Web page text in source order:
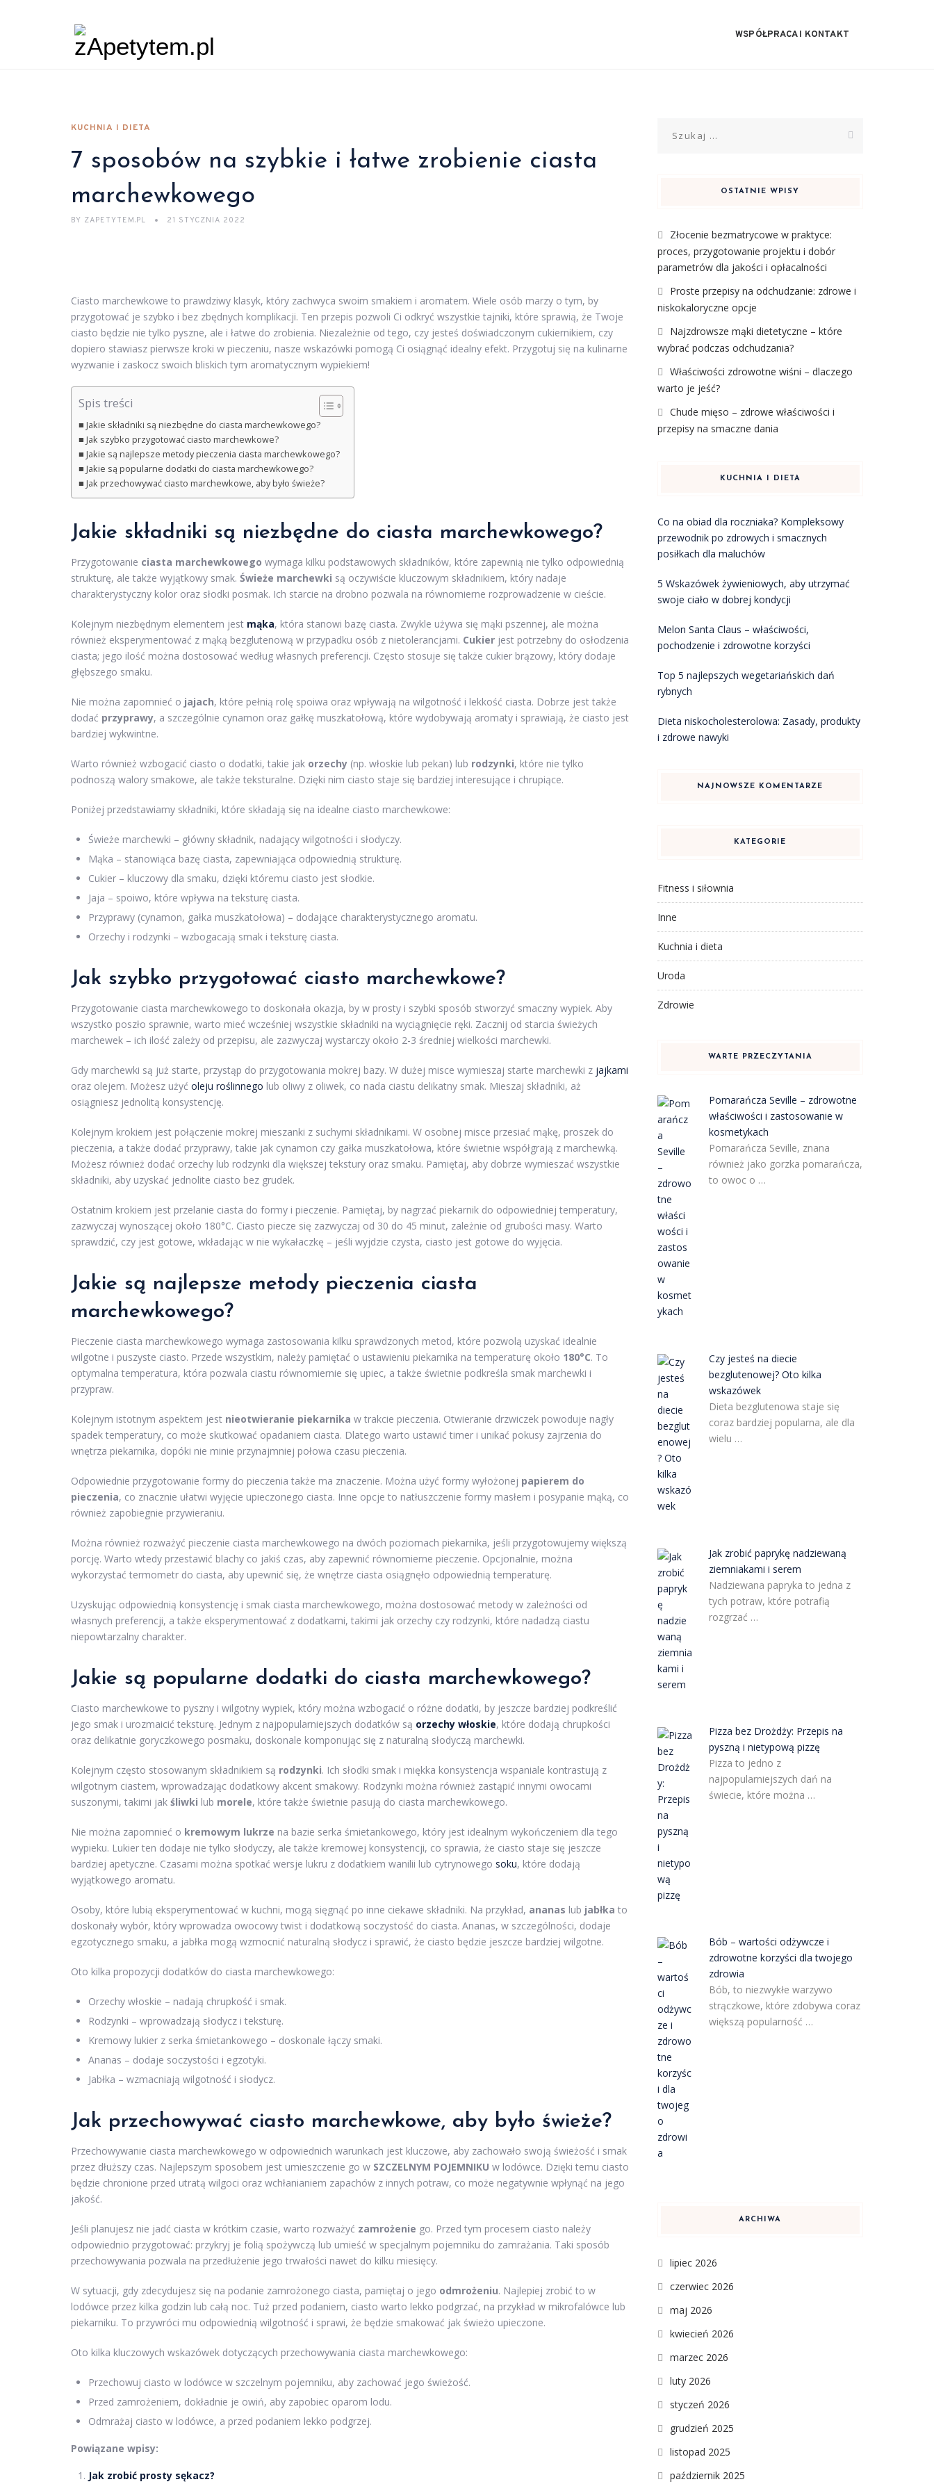
WSPÓŁPRACA I KONTAKT
KUCHNIA I DIETA
7 sposobów na szybkie i łatwe zrobienie ciasta
marchewkowego
BY ZAPETYTEM.PL 21 STYCZNIA 2022
Ciasto marchewkowe to prawdziwy klasyk, który zachwyca swoim smakiem i aromatem. Wiele osób marzy o tym, by
przygotować je szybko i bez zbędnych komplikacji. Ten przepis pozwoli Ci odkryć wszystkie tajniki, które sprawią, że Twoje
ciasto będzie nie tylko pyszne, ale i łatwe do zrobienia. Niezależnie od tego, czy jesteś doświadczonym cukiernikiem, czy
dopiero stawiasz pierwsze kroki w pieczeniu, nasze wskazówki pomogą Ci osiągnąć idealny efekt. Przygotuj się na kulinarne
wyzwanie i zaskocz swoich bliskich tym aromatycznym wypiekiem!
Spis treści
Jakie składniki są niezbędne do ciasta marchewkowego?
Jak szybko przygotować ciasto marchewkowe?
Jakie są najlepsze metody pieczenia ciasta marchewkowego?
Jakie są popularne dodatki do ciasta marchewkowego?
Jak przechowywać ciasto marchewkowe, aby było świeże?
Jakie składniki są niezbędne do ciasta marchewkowego?
Przygotowanie ciasta marchewkowego wymaga kilku podstawowych składników, które zapewnią nie tylko odpowiednią
strukturę, ale także wyjątkowy smak. Świeże marchewki są oczywiście kluczowym składnikiem, który nadaje
charakterystyczny kolor oraz słodki posmak. Ich starcie na drobno pozwala na równomierne rozprowadzenie w cieście.
Kolejnym niezbędnym elementem jest mąka, która stanowi bazę ciasta. Zwykle używa się mąki pszennej, ale można
również eksperymentować z mąką bezglutenową w przypadku osób z nietolerancjami. Cukier jest potrzebny do osłodzenia
ciasta; jego ilość można dostosować według własnych preferencji. Często stosuje się także cukier brązowy, który dodaje
głębszego smaku.
Nie można zapomnieć o jajach, które pełnią rolę spoiwa oraz wpływają na wilgotność i lekkość ciasta. Dobrze jest także
dodać przyprawy, a szczególnie cynamon oraz gałkę muszkatołową, które wydobywają aromaty i sprawiają, że ciasto jest
bardziej wykwintne.
Warto również wzbogacić ciasto o dodatki, takie jak orzechy (np. włoskie lub pekan) lub rodzynki, które nie tylko
podnoszą walory smakowe, ale także teksturalne. Dzięki nim ciasto staje się bardziej interesujące i chrupiące.
Poniżej przedstawiamy składniki, które składają się na idealne ciasto marchewkowe:
Świeże marchewki – główny składnik, nadający wilgotności i słodyczy.
Mąka – stanowiąca bazę ciasta, zapewniająca odpowiednią strukturę.
Cukier – kluczowy dla smaku, dzięki któremu ciasto jest słodkie.
Jaja – spoiwo, które wpływa na teksturę ciasta.
Przyprawy (cynamon, gałka muszkatołowa) – dodające charakterystycznego aromatu.
Orzechy i rodzynki – wzbogacają smak i teksturę ciasta.
Jak szybko przygotować ciasto marchewkowe?
Przygotowanie ciasta marchewkowego to doskonała okazja, by w prosty i szybki sposób stworzyć smaczny wypiek. Aby
wszystko poszło sprawnie, warto mieć wcześniej wszystkie składniki na wyciągnięcie ręki. Zacznij od starcia świeżych
marchewek – ich ilość zależy od przepisu, ale zazwyczaj wystarczy około 2-3 średniej wielkości marchewki.
Gdy marchewki są już starte, przystąp do przygotowania mokrej bazy. W dużej misce wymieszaj starte marchewki z jajkami
oraz olejem. Możesz użyć oleju roślinnego lub oliwy z oliwek, co nada ciastu delikatny smak. Mieszaj składniki, aż
osiągniesz jednolitą konsystencję.
Kolejnym krokiem jest połączenie mokrej mieszanki z suchymi składnikami. W osobnej misce przesiać mąkę, proszek do
pieczenia, a także dodać przyprawy, takie jak cynamon czy gałka muszkatołowa, które świetnie współgrają z marchewką.
Możesz również dodać orzechy lub rodzynki dla większej tekstury oraz smaku. Pamiętaj, aby dobrze wymieszać wszystkie
składniki, aby uzyskać jednolite ciasto bez grudek.
Ostatnim krokiem jest przelanie ciasta do formy i pieczenie. Pamiętaj, by nagrzać piekarnik do odpowiedniej temperatury,
zazwyczaj wynoszącej około 180°C. Ciasto piecze się zazwyczaj od 30 do 45 minut, zależnie od grubości masy. Warto
sprawdzić, czy jest gotowe, wkładając w nie wykałaczkę – jeśli wyjdzie czysta, ciasto jest gotowe do wyjęcia.
Jakie są najlepsze metody pieczenia ciasta
marchewkowego?
Pieczenie ciasta marchewkowego wymaga zastosowania kilku sprawdzonych metod, które pozwolą uzyskać idealnie
wilgotne i puszyste ciasto. Przede wszystkim, należy pamiętać o ustawieniu piekarnika na temperaturę około 180°C. To
optymalna temperatura, która pozwala ciastu równomiernie się upiec, a także świetnie podkreśla smak marchewki i
przypraw.
Kolejnym istotnym aspektem jest nieotwieranie piekarnika w trakcie pieczenia. Otwieranie drzwiczek powoduje nagły
spadek temperatury, co może skutkować opadaniem ciasta. Dlatego warto ustawić timer i unikać pokusy zajrzenia do
wnętrza piekarnika, dopóki nie minie przynajmniej połowa czasu pieczenia.
Odpowiednie przygotowanie formy do pieczenia także ma znaczenie. Można użyć formy wyłożonej papierem do
pieczenia, co znacznie ułatwi wyjęcie upieczonego ciasta. Inne opcje to natłuszczenie formy masłem i posypanie mąką, co
również zapobiegnie przywieraniu.
Można również rozważyć pieczenie ciasta marchewkowego na dwóch poziomach piekarnika, jeśli przygotowujemy większą
porcję. Warto wtedy przestawić blachy co jakiś czas, aby zapewnić równomierne pieczenie. Opcjonalnie, można
wykorzystać termometr do ciasta, aby upewnić się, że wnętrze ciasta osiągnęło odpowiednią temperaturę.
Uzyskując odpowiednią konsystencję i smak ciasta marchewkowego, można dostosować metody w zależności od
własnych preferencji, a także eksperymentować z dodatkami, takimi jak orzechy czy rodzynki, które nadadzą ciastu
niepowtarzalny charakter.
Jakie są popularne dodatki do ciasta marchewkowego?
Ciasto marchewkowe to pyszny i wilgotny wypiek, który można wzbogacić o różne dodatki, by jeszcze bardziej podkreślić
jego smak i urozmaicić teksturę. Jednym z najpopularniejszych dodatków są orzechy włoskie, które dodają chrupkości
oraz delikatnie goryczkowego posmaku, doskonale komponując się z naturalną słodyczą marchewki.
Kolejnym często stosowanym składnikiem są rodzynki. Ich słodki smak i miękka konsystencja wspaniale kontrastują z
wilgotnym ciastem, wprowadzając dodatkowy akcent smakowy. Rodzynki można również zastąpić innymi owocami
suszonymi, takimi jak śliwki lub morele, które także świetnie pasują do ciasta marchewkowego.
Nie można zapomnieć o kremowym lukrze na bazie serka śmietankowego, który jest idealnym wykończeniem dla tego
wypieku. Lukier ten dodaje nie tylko słodyczy, ale także kremowej konsystencji, co sprawia, że ciasto staje się jeszcze
bardziej apetyczne. Czasami można spotkać wersje lukru z dodatkiem wanilii lub cytrynowego soku, które dodają
wyjątkowego aromatu.
Osoby, które lubią eksperymentować w kuchni, mogą sięgnąć po inne ciekawe składniki. Na przykład, ananas lub jabłka to
doskonały wybór, który wprowadza owocowy twist i dodatkową soczystość do ciasta. Ananas, w szczególności, dodaje
egzotycznego smaku, a jabłka mogą wzmocnić naturalną słodycz i sprawić, że ciasto będzie jeszcze bardziej wilgotne.
Oto kilka propozycji dodatków do ciasta marchewkowego:
Orzechy włoskie – nadają chrupkość i smak.
Rodzynki – wprowadzają słodycz i teksturę.
Kremowy lukier z serka śmietankowego – doskonale łączy smaki.
Ananas – dodaje soczystości i egzotyki.
Jabłka – wzmacniają wilgotność i słodycz.
Jak przechowywać ciasto marchewkowe, aby było świeże?
Przechowywanie ciasta marchewkowego w odpowiednich warunkach jest kluczowe, aby zachowało swoją świeżość i smak
przez dłuższy czas. Najlepszym sposobem jest umieszczenie go w SZCZELNYM POJEMNIKU w lodówce. Dzięki temu ciasto
będzie chronione przed utratą wilgoci oraz wchłanianiem zapachów z innych potraw, co może negatywnie wpłynąć na jego
jakość.
Jeśli planujesz nie jadć ciasta w krótkim czasie, warto rozważyć zamrożenie go. Przed tym procesem ciasto należy
odpowiednio przygotować: przykryj je folią spożywczą lub umieść w specjalnym pojemniku do zamrażania. Taki sposób
przechowywania pozwala na przedłużenie jego trwałości nawet do kilku miesięcy.
W sytuacji, gdy zdecydujesz się na podanie zamrożonego ciasta, pamiętaj o jego odmrożeniu. Najlepiej zrobić to w
lodówce przez kilka godzin lub całą noc. Tuż przed podaniem, ciasto warto lekko podgrzać, na przykład w mikrofalówce lub
piekarniku. To przywróci mu odpowiednią wilgotność i sprawi, że będzie smakować jak świeżo upieczone.
Oto kilka kluczowych wskazówek dotyczących przechowywania ciasta marchewkowego:
Przechowuj ciasto w lodówce w szczelnym pojemniku, aby zachować jego świeżość.
Przed zamrożeniem, dokładnie je owiń, aby zapobiec oparom lodu.
Odmrażaj ciasto w lodówce, a przed podaniem lekko podgrzej.
Powiązane wpisy:
Jak zrobić prosty sękacz?
OSTATNIE WPISY
Złocenie bezmatrycowe w praktyce:
proces, przygotowanie projektu i dobór
parametrów dla jakości i opłacalności
Proste przepisy na odchudzanie: zdrowe i
niskokaloryczne opcje
Najzdrowsze mąki dietetyczne – które
wybrać podczas odchudzania?
Właściwości zdrowotne wiśni – dlaczego
warto je jeść?
Chude mięso – zdrowe właściwości i
przepisy na smaczne dania
KUCHNIA I DIETA
Co na obiad dla roczniaka? Kompleksowy
przewodnik po zdrowych i smacznych
posiłkach dla maluchów
5 Wskazówek żywieniowych, aby utrzymać
swoje ciało w dobrej kondycji
Melon Santa Claus – właściwości,
pochodzenie i zdrowotne korzyści
Top 5 najlepszych wegetariańskich dań
rybnych
Dieta niskocholesterolowa: Zasady, produkty
i zdrowe nawyki
NAJNOWSZE KOMENTARZE
KATEGORIE
Fitness i siłownia
Inne
Kuchnia i dieta
Uroda
Zdrowie
WARTE PRZECZYTANIA
Pomarańcza Seville – zdrowotne
właściwości i zastosowanie w
kosmetykach
Pomarańcza Seville, znana
również jako gorzka pomarańcza,
to owoc o …
Czy jesteś na diecie
bezglutenowej? Oto kilka
wskazówek
Dieta bezglutenowa staje się
coraz bardziej popularna, ale dla
wielu …
Jak zrobić paprykę nadziewaną
ziemniakami i serem
Nadziewana papryka to jedna z
tych potraw, które potrafią
rozgrzać …
Pizza bez Drożdży: Przepis na
pyszną i nietypową pizzę
Pizza to jedno z
najpopularniejszych dań na
świecie, które można …
Bób – wartości odżywcze i
zdrowotne korzyści dla twojego
zdrowia
Bób, to niezwykłe warzywo
strączkowe, które zdobywa coraz
większą popularność …
ARCHIWA
lipiec 2026
czerwiec 2026
maj 2026
kwiecień 2026
marzec 2026
luty 2026
styczeń 2026
grudzień 2025
listopad 2025
październik 2025